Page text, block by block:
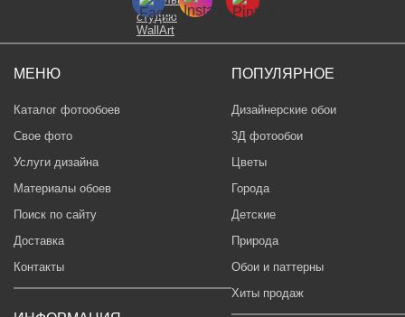
МЕНЮ
Каталог фотообоев
Свое фото
Услуги дизайна
Материалы обоев
Поиск по сайту
Доставка
Контакты
ПОПУЛЯРНОЕ
Дизайнерские обои
3Д фотообои
Цветы
Города
Детские
Природа
Обои и паттерны
Хиты продаж